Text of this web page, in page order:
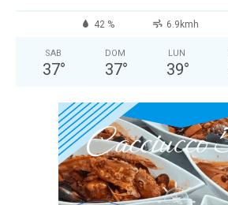
42 % 6.9kmh
SAB
37°
DOM
37°
LUN
39°